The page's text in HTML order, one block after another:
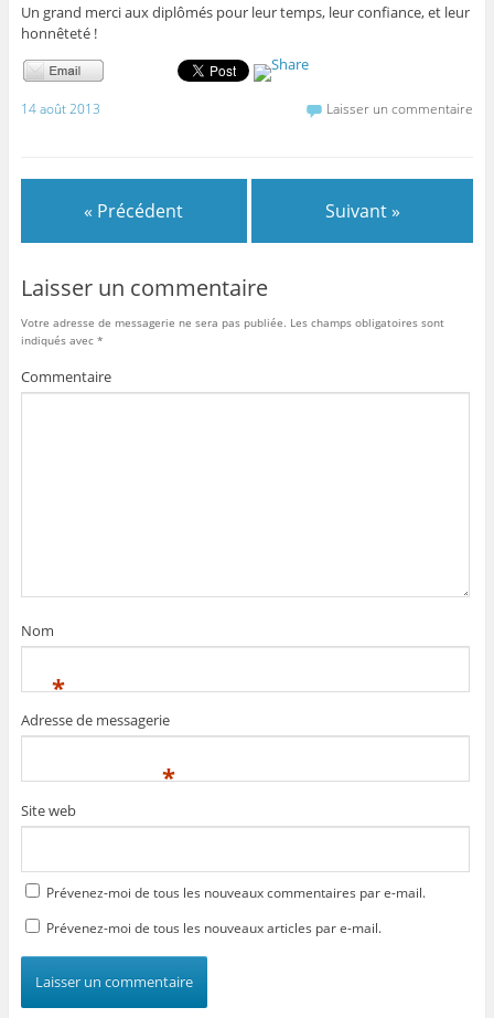
Un grand merci aux diplômés pour leur temps, leur confiance, et leur
honnêteté !
14 août 2013 Laisser un commentaire
« Précédent Suivant »
Laisser un commentaire
Votre adresse de messagerie ne sera pas publiée. Les champs obligatoires sont
indiqués avec *
Commentaire
Nom
*
Adresse de messagerie
*
Site web
Prévenez-moi de tous les nouveaux commentaires par e-mail.
Prévenez-moi de tous les nouveaux articles par e-mail.